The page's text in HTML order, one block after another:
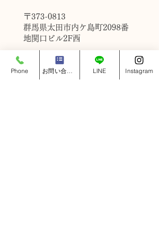
〒373-0813
群馬県太田市内ケ島町2098番
地関口ビル2F西
TEL：0276-55-0802
FAX：0276-55-0803
Phone LINE Instagram